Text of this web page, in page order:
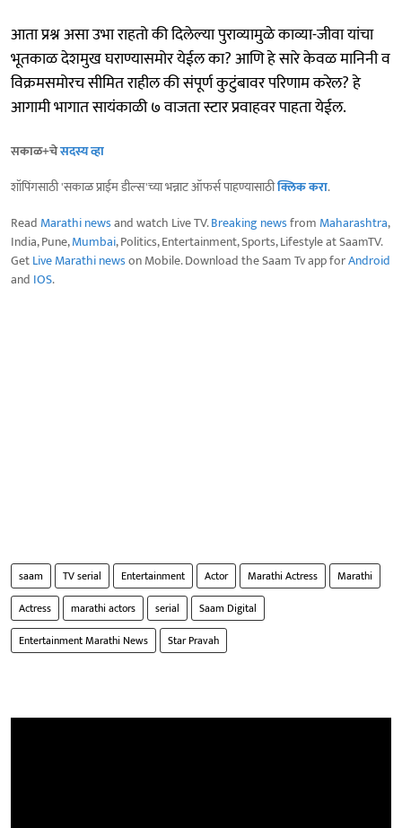
आता प्रश्न असा उभा राहतो की दिलेल्या पुराव्यामुळे काव्या-जीवा यांचा
भूतकाळ देशमुख घराण्यासमोर येईल का? आणि हे सारे केवळ मानिनी व
विक्रमसमोरच सीमित राहील की संपूर्ण कुटुंबावर परिणाम करेल? हे
आगामी भागात सायंकाळी ७ वाजता स्टार प्रवाहवर पाहता येईल.
सकाळ+चेसदस्य व्हा
शॉपिंगसाठी 'सकाळ प्राईम डील्स'च्या भन्नाट ऑफर्स पाहण्यासाठीक्लिक करा.
Read Marathi newsand watch Live TV.Breaking newsfrom Maharashtra,
India, Pune,Mumbai, Politics, Entertainment, Sports, Lifestyle at SaamTV.
GetLive Marathi newson Mobile. Download the Saam Tv app forAndroid
and IOS.
saam TV serial Entertainment Actor Marathi Actress
Marathi
Actress
marathi actors serial
Saam Digital
Entertainment Marathi News
Star Pravah